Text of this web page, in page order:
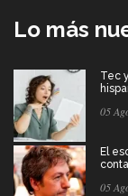
Lo más
Tec
05
El
05